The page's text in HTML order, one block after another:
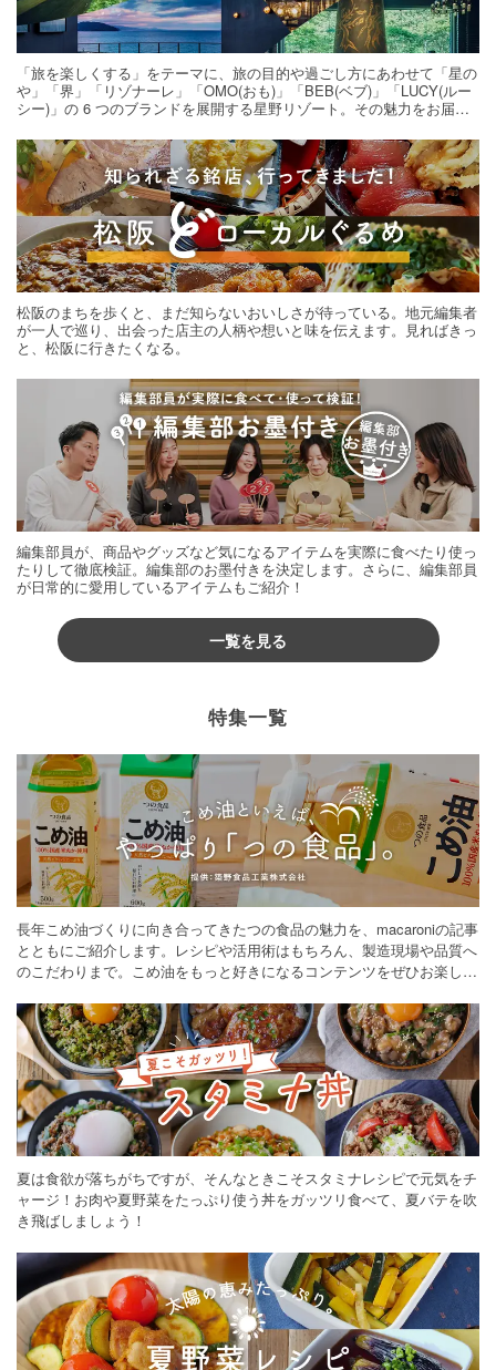
「旅を楽しくする」をテーマに、旅の目的や過ごし方にあわせて「星の
や」「界」「リゾナーレ」「OMO(おも)」「BEB(ベブ)」「LUCY(ルー
シー)」の 6 つのブランドを展開する星野リゾート。その魅力をお届け
松阪のまちを歩くと、まだ知らないおいしさが待っている。地元編集者
が一人で巡り、出会った店主の人柄や想いと味を伝えます。見ればきっ
と、松阪に行きたくなる。
編集部員が、商品やグッズなど気になるアイテムを実際に食べたり使っ
たりして徹底検証。編集部のお墨付きを決定します。さらに、編集部員
が日常的に愛用しているアイテムもご紹介！
一覧を見る
特集一覧
長年こめ油づくりに向き合ってきたつの食品の魅力を、macaroniの記事
とともにご紹介します。レシピや活用術はもちろん、製造現場や品質へ
のこだわりまで。こめ油をもっと好きになるコンテンツをぜひお楽しみ
夏は食欲が落ちがちですが、そんなときこそスタミナレシピで元気をチ
ャージ！お肉や夏野菜をたっぷり使う丼をガッツリ食べて、夏バテを吹
き飛ばしましょう！